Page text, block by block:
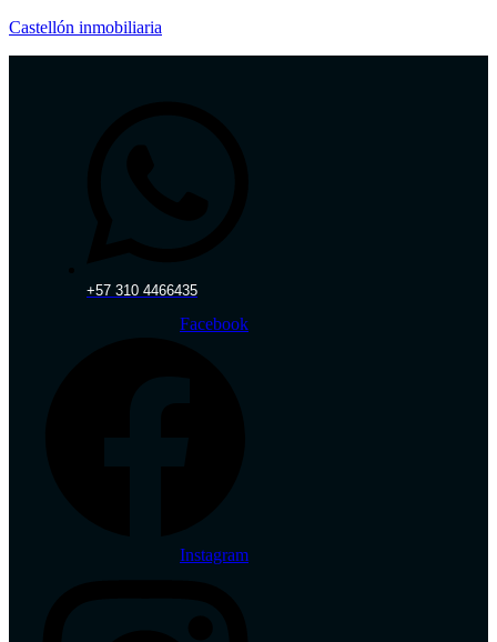
Castellón inmobiliaria
+57 310 4466435‬
Facebook
Instagram